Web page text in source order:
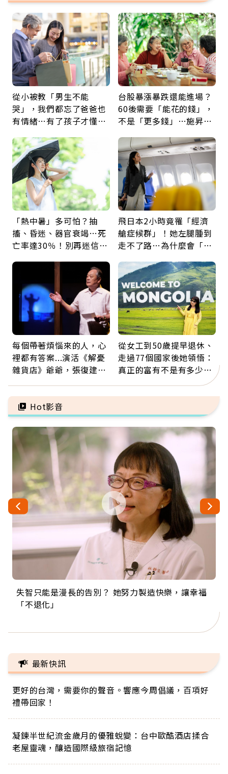
從小被教「男生不能
哭」，我們都忘了爸爸也
有情緒…有了孩子才懂：
久違的關心
台股暴漲暴跌還能進場？
60後需要「能花的錢」，
不是「更多錢」…施昇
票
「熱中暑」多可怕？抽
搐、昏迷、器官衰竭…死
亡率達30％！別再迷信
5招才能真救命
飛日本2小時竟罹「經濟
艙症候群」！她左腿腫到
走不了路…為什麼會「靜
注意
每個帶著煩惱來的人，心
裡都有答案...演活《解憂
雜貨店》爺爺，張復建：
善待自己
從女工到50歲提早退休、
走過77個國家後她領悟：
真正的富有不是有多少
錢，而是擁有選擇人生的
自由
Hot影音
失智只能是漫長的告別？ 她努力製造快樂，讓幸福
「不退化」
來自剛果的巧克力神父 為台灣奉獻36年 「台灣是我
的家，我連作夢都講台語！」
63歲卸矽谷副總、搬回台灣找快樂！「蛋黃哥小
丑」走進安養院，逗樂上萬爺奶：退休後才開始真
104歲打破金氏世界紀錄 成為全球最年長羽球選
手，分享長壽的秘密原來是「這個」
事業巔峰他選擇追夢…黑手阿伯拉小提琴還登上小
巨蛋！連CNN都大讚！
最新快訊
更好的台灣，需要你的聲音。響應今周倡議，百項好
禮帶回家！
凝鍊半世紀流金歲月的優雅蛻變：台中歐酷酒店揉合
老屋靈魂，釀造國際級旅宿記憶